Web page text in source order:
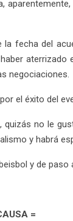
la fecha del
negociaciones.
el éxito del
quizás no le
y habrá
y de
=